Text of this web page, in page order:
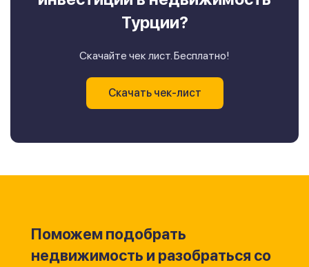
Турции?
Скачайте чек лист. Бесплатно!
Скачать чек-лист
Поможем подобрать
недвижимость и разобраться со